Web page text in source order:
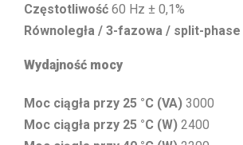
Częstotliwość 60 Hz ± 0,1%
Równoległa / 3-fazowa / split-phase
Wydajność mocy
Moc ciągła przy 25 °C (VA) 3000
Moc ciągła przy 25 °C (W) 2400